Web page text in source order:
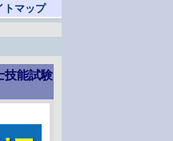
トマップ
能試験